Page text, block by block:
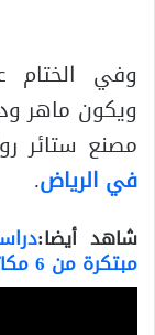
وفي الختام
ويكون ماهر
مصنع ستائر
في الرياض.
شاهد أيضا:
مبتكرة من 6 مكاتب